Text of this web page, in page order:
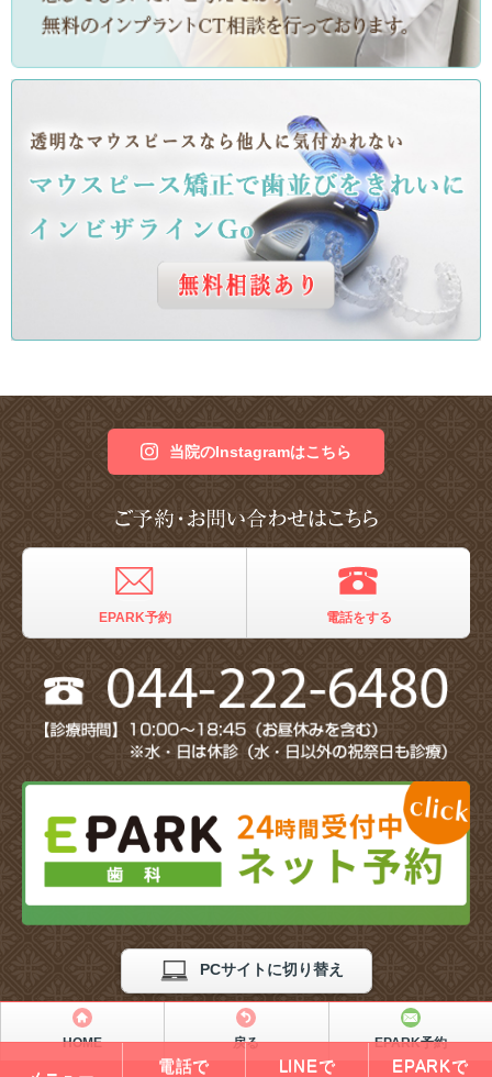
当院のInstagramはこちら
EPARK予約 電話をする
PCサイトに切り替え
HOME 戻る EPARK予約
電話で LINEで EPARKで